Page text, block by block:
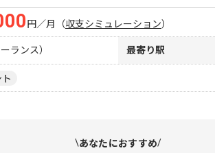
円／月 （収支シミュレーション）
ランス） 最寄り駅
あなたにおすすめ